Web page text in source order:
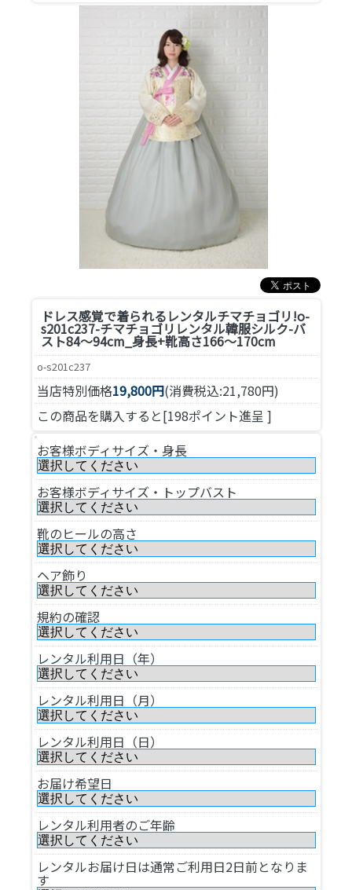
ドレス感覚で着られるレンタルチマチョゴリ!o-
s201c237-チマチョゴリレンタル韓服シルク-バ
スト84～94cm_身長+靴高さ166～170cm
o-s201c237
当店特別価格19,800円(消費税込:21,780円)
この商品を購入すると[198ポイント進呈 ]
お客様ボディサイズ・身長
お客様ボディサイズ・トップバスト
靴のヒールの高さ
ヘア飾り
規約の確認
レンタル利用日（年）
レンタル利用日（月）
レンタル利用日（日）
お届け希望日
レンタル利用者のご年齢
レンタルお届け日は通常ご利用日2日前となりま
す